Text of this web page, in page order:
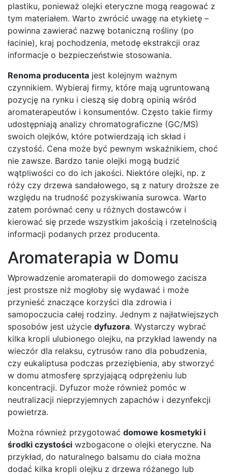
plastiku, ponieważ olejki eteryczne mogą reagować z
tym materiałem. Warto zwrócić uwagę na etykietę –
powinna zawierać nazwę botaniczną rośliny (po
łacinie), kraj pochodzenia, metodę ekstrakcji oraz
informacje o bezpieczeństwie stosowania.
Renoma producenta jest kolejnym ważnym
czynnikiem. Wybieraj firmy, które mają ugruntowaną
pozycję na rynku i cieszą się dobrą opinią wśród
aromaterapeutów i konsumentów. Często takie firmy
udostępniają analizy chromatograficzne (GC/MS)
swoich olejków, które potwierdzają ich skład i
czystość. Cena może być pewnym wskaźnikiem, choć
nie zawsze. Bardzo tanie olejki mogą budzić
wątpliwości co do ich jakości. Niektóre olejki, np. z
róży czy drzewa sandałowego, są z natury droższe ze
względu na trudność pozyskiwania surowca. Warto
zatem porównać ceny u różnych dostawców i
kierować się przede wszystkim jakością i rzetelnością
informacji podanych przez producenta.
Aromaterapia w Domu
Wprowadzenie aromaterapii do domowego zacisza
jest prostsze niż mogłoby się wydawać i może
przynieść znaczące korzyści dla zdrowia i
samopoczucia całej rodziny. Jednym z najłatwiejszych
sposobów jest użycie dyfuzora. Wystarczy wybrać
kilka kropli ulubionego olejku, na przykład lawendy na
wieczór dla relaksu, cytrusów rano dla pobudzenia,
czy eukaliptusa podczas przeziębienia, aby stworzyć
w domu atmosferę sprzyjającą odprężeniu lub
koncentracji. Dyfuzor może również pomóc w
neutralizacji nieprzyjemnych zapachów i dezynfekcji
powietrza.
Można również przygotować domowe kosmetyki i
środki czystości wzbogacone o olejki eteryczne. Na
przykład, do naturalnego balsamu do ciała można
dodać kilka kropli olejku z drzewa różanego lub